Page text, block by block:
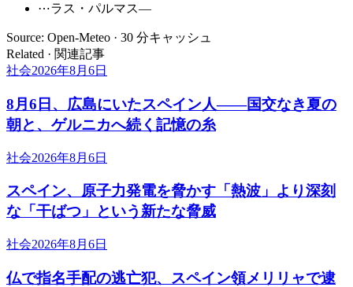
⋯ラス・パルマス—
Source: Open-Meteo · 30 分キャッシュ
Related · 関連記事
社会2026年8月6日
8月6日、広島にいたスペイン人――国交なき夏の
朝と、ゲルニカへ続く記憶の糸
社会2026年8月6日
スペイン、原子力発電を脅かす「熱波」より深刻
な「干ばつ」という新たな脅威
社会2026年8月6日
仏で指名手配の逃亡犯、スペイン領メリリャで逮